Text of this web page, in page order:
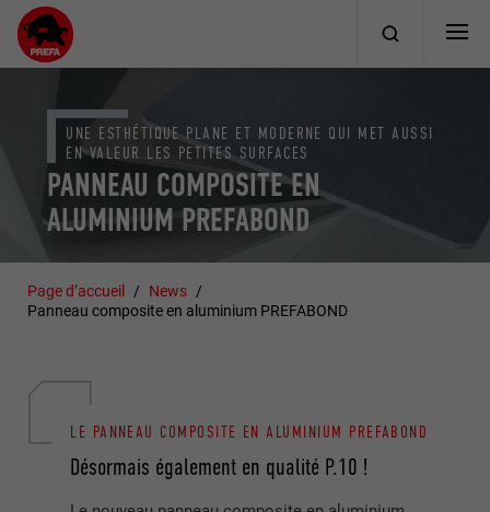
PANNEAU COMPOSITE EN
ALUMINIUM PREFABOND
UNE ESTHÉTIQUE PLANE ET MODERNE QUI MET AUSSI
EN VALEUR LES PETITES SURFACES
Page d’accueil
News
Panneau composite en aluminium PREFABOND
Désormais également en qualité P.10 !
LE PANNEAU COMPOSITE EN ALUMINIUM PREFABOND